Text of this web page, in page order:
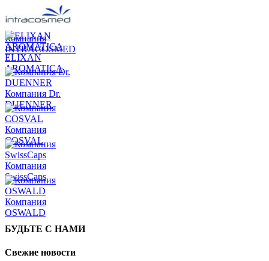
Компания
INTRACOSMED
ELIXAN
AROMATICA
Компания Dr.
DUENNER
Компания
COSVAL
Компания
SwissCaps
Компания
OSWALD
БУДЬТЕ С НАМИ
Свежие новости